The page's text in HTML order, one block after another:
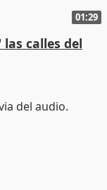
01:29
calles del